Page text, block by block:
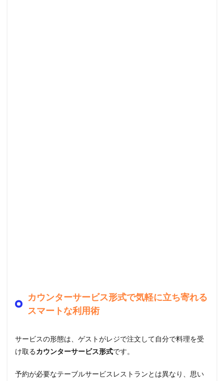
カウンターサービス形式で気軽に立ち寄れる
スマートな利用術
サービスの形態は、ゲストがレジで注文して自分で料理を受
け取るカウンターサービス形式です。
予約が必要なテーブルサービスレストランとは異なり、思い